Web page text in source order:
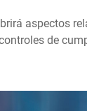
aspectos
de